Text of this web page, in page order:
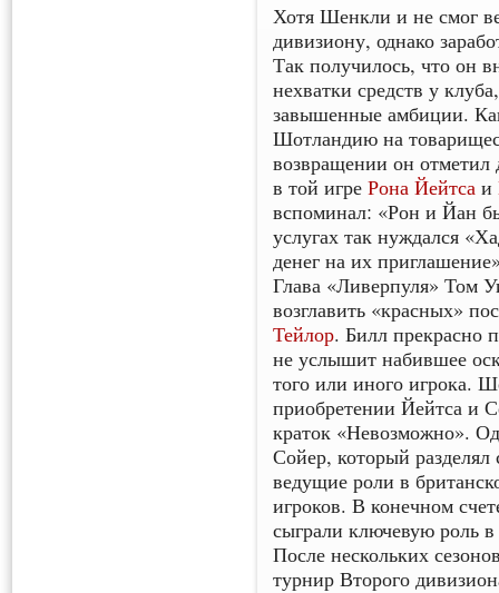
Хотя Шенкли и не смог
дивизиону, однако
Так получилось, что он
нехватки средств у
завышенные амбиции.
Шотландию на
возвращении он
в той игреРона Йейтса и
вспоминал: «Рон и Йан
услугах так нуждался
денег на их
Глава «Ливерпуля» Том
возглавить «красных»
Тейлор. Билл прекрасно
не услышит набившее
того или иного игрока.
приобретении Йейтса и
краток «Невозможно».
Сойер, который
ведущие роли в
игроков. В конечном
сыграли ключевую роль
После нескольких
турнир Второго